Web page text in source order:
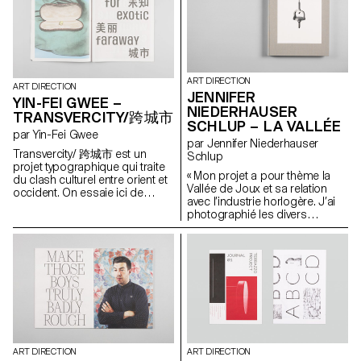
autoroutes à seize voies, à la
manières de villes comme Los
Angeles, et où il est fréquent de
rouler des heures pour aller
travailler dans l'émirat voisin.
compétition pour avoir la plus
incroyable fait rage et ce jusque
dans les inscriptions des
plaques d'immatriculation. La
voiture est une manière de
s'affirmer, de draguer, et bien
entendu d'afficher sa classe
sociale dans un monde où il
est interdit d'approcher
directement une femme et où
pour les hommes, l'abaya pour
voulu documenter la soudaine
modernisation des E.A.U. et sa
conséquence sur les culture
nomade et ornementale, qui
sont l'héritage ancestral propre
à ces pays. Entre désert et
Gotham City, Islam et pouvoir
d'achat.
obstacle identitaire et culturel; il
raconter ce trouble sous la
forme d'un voyage onirique. Yo
soy de Las Vegas définit
l'identité et la culture comme
des constructions mentales
empiriques, une forme
d'histoire que l'on se crée, et
non comme des entités
essentielles et immanentes. J'ai
tenté de construire un discours
qui m'est propre à travers un
langage composite et
métaphorique afin de réifier et
réinterpréter ces diverses
visions de l'Espagne.
ART DIRECTION
YIN-FEI GWEE –
TRANSVERCITY/跨城市
par Yin-Fei Gwee
Transvercity/ 跨城市 est un
projet typographique qui traite
du clash culturel entre orient et
occident. On essaie ici de
recherche d'exotisme. L'herbe
voisin? Transvercity explore le
phénomène de distance et sa
représentation abstraite. Pour
ce faire, une police de
caractère bilingue a été créée:
Fexy Sans. La version latine est
origine dans la hauteur fixe des
ART DIRECTION
JENNIFER
NIEDERHAUSER
SCHLUP – LA VALLÉE
par Jennifer Niederhauser
Schlup
« Mon projet a pour thème la
Vallée de Joux et sa relation
avec l’industrie horlogère. J’ai
photographié les divers
aspects de cet endroit, les ai
différent de celui dont on les
voit d’ordinaire. Les
photographies sont
manipulées, retouchées et
mises en scène pour créer une
réalité fabriquée et perturber le
d’un accrochage, ce projet
prend la forme d’un livre.
ART DIRECTION ART DIRECTION